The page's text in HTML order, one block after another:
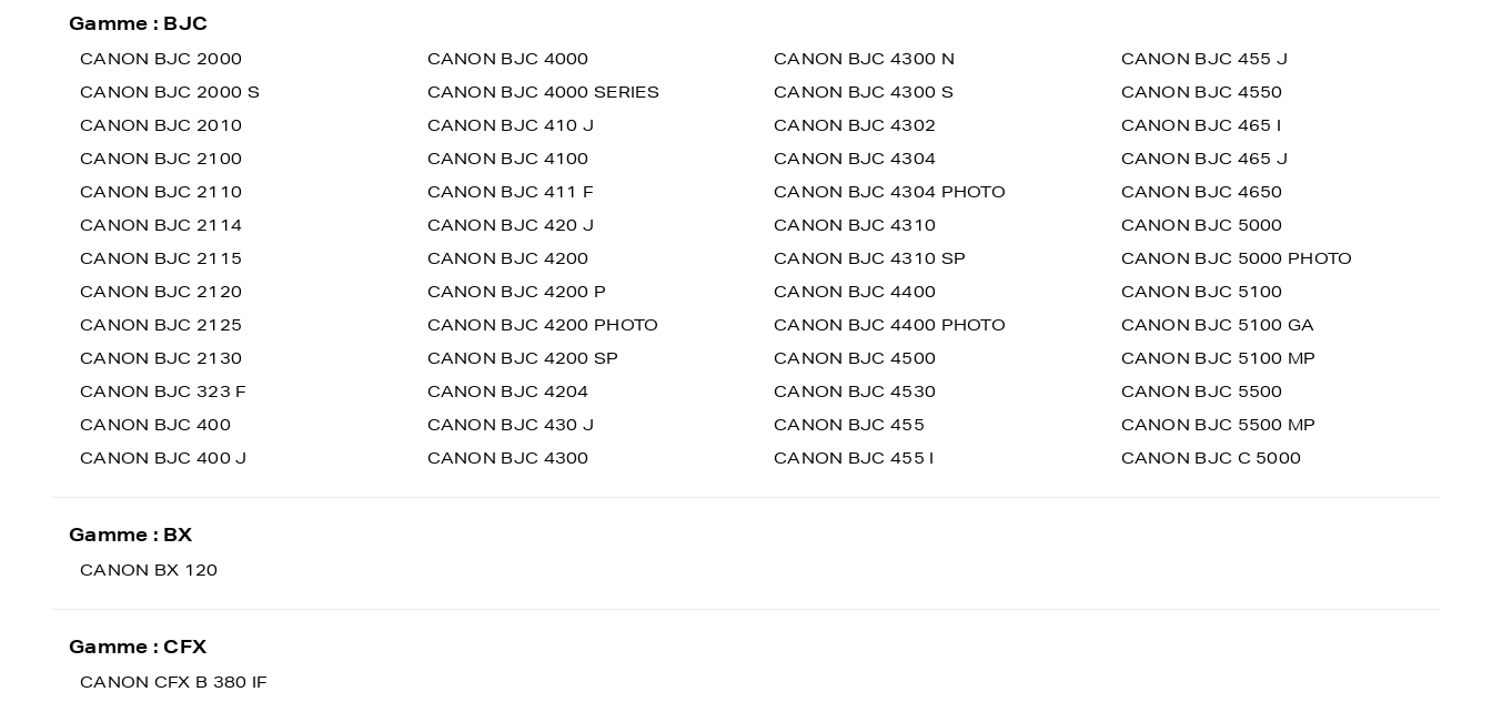
Gamme : BJC
CANON BJC 2000
CANON BJC 2000 S
CANON BJC 2010
CANON BJC 2100
CANON BJC 2110
CANON BJC 2114
CANON BJC 2115
CANON BJC 2120
CANON BJC 2125
CANON BJC 2130
CANON BJC 323 F
CANON BJC 400
CANON BJC 400 J
CANON BJC 4000
CANON BJC 4000 SERIES
CANON BJC 410 J
CANON BJC 4100
CANON BJC 411 F
CANON BJC 420 J
CANON BJC 4200
CANON BJC 4200 P
CANON BJC 4200 PHOTO
CANON BJC 4200 SP
CANON BJC 4204
CANON BJC 430 J
CANON BJC 4300
CANON BJC 4300 N
CANON BJC 4300 S
CANON BJC 4302
CANON BJC 4304
CANON BJC 4304 PHOTO
CANON BJC 4310
CANON BJC 4310 SP
CANON BJC 4400
CANON BJC 4400 PHOTO
CANON BJC 4500
CANON BJC 4530
CANON BJC 455
CANON BJC 455 I
CANON BJC 455 J
CANON BJC 4550
CANON BJC 465 I
CANON BJC 465 J
CANON BJC 4650
CANON BJC 5000
CANON BJC 5000 PHOTO
CANON BJC 5100
CANON BJC 5100 GA
CANON BJC 5100 MP
CANON BJC 5500
CANON BJC 5500 MP
CANON BJC C 5000
Gamme : BX
CANON BX 120
Gamme : CFX
CANON CFX B 380 IF